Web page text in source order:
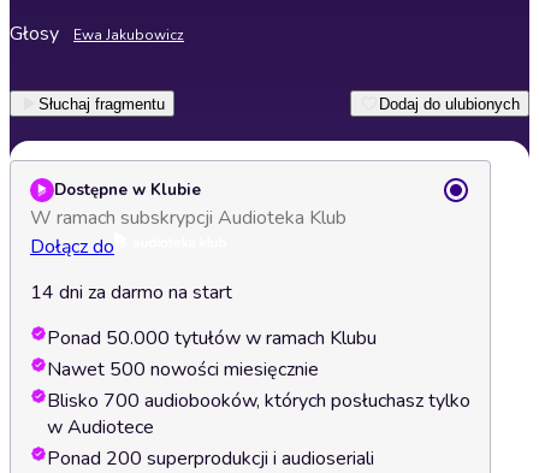
Głosy Ewa Jakubowicz
Słuchaj fragmentu Dodaj do ulubionych
Dostępne w Klubie
W ramach subskrypcji Audioteka Klub
Dołącz do
14 dni za darmo na start
Ponad 50.000 tytułów w ramach Klubu
Nawet 500 nowości miesięcznie
Blisko 700 audiobooków, których posłuchasz tylko
w Audiotece
Ponad 200 superprodukcji i audioseriali